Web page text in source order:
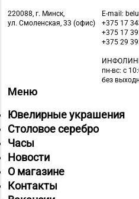
220088, г. Минск,
ул. Смоленская, 33 (офис)
E-mail:
+375 17
+375 17
+375 29
пн-вс: с
без
Меню
Ювелирные украшения
Столовое серебро
Часы
Новости
О магазине
Контакты